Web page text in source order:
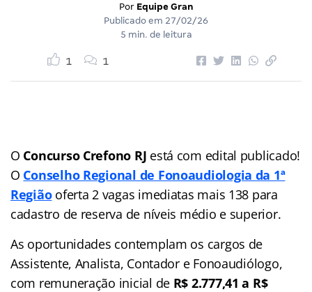
Por Equipe Gran
Publicado em 27/02/26
5 min. de leitura
1 1
O Concurso Crefono RJ está com edital publicado!
O Conselho Regional de Fonoaudiologia da 1ª
Regiãooferta 2 vagas imediatas mais 138 para
cadastro de reserva de níveis médio e superior.
As oportunidades contemplam os cargos de
Assistente, Analista, Contador e Fonoaudiólogo,
com remuneração inicial de R$ 2.777,41 a R$